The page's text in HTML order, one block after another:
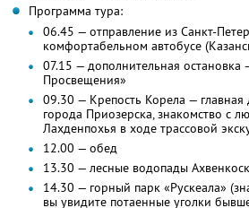
Программа тура:
06.45 — отправление из Санкт-
комфортабельном автобусе
07.15 — дополнительная остановка
Просвещения»
09.30 — Крепость Корела — главная
города Приозерска, знакомство с
Лахденпохья в ходе трассовой
12.00 — обед
13.30 — лесные водопады
14.30 — горный парк «Рускеала»
вы увидите потаенные уголки